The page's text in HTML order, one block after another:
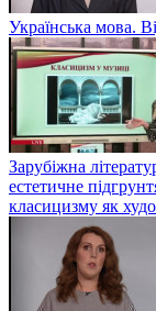
Українська мова.
Зарубіжна
естетичне
класицизму як